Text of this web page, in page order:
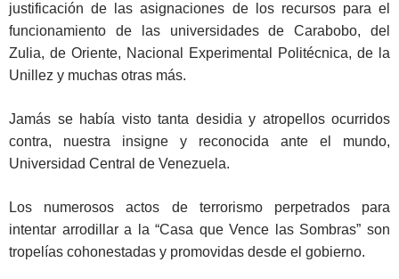
justificación de las asignaciones de los recursos para el
funcionamiento de las universidades de Carabobo, del
Zulia, de Oriente, Nacional Experimental Politécnica, de la
Unillez y muchas otras más.
Jamás se había visto tanta desidia y atropellos ocurridos
contra, nuestra insigne y reconocida ante el mundo,
Universidad Central de Venezuela.
Los numerosos actos de terrorismo perpetrados para
intentar arrodillar a la “Casa que Vence las Sombras” son
tropelías cohonestadas y promovidas desde el gobierno.